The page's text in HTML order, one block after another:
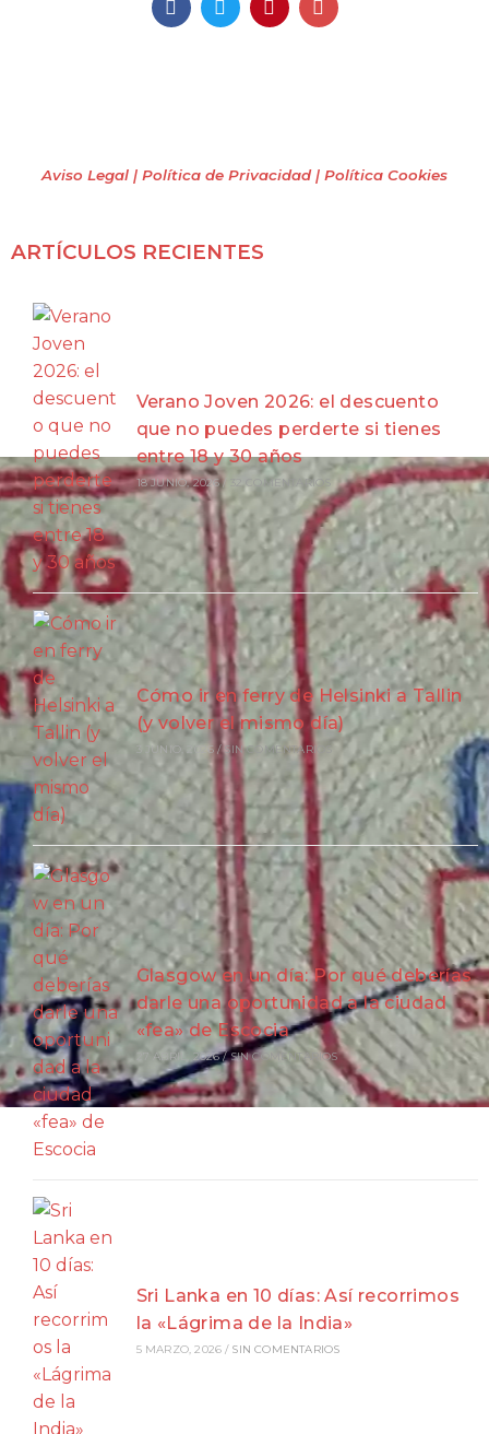
Aviso Legal | Política de Privacidad | Política Cookies
ARTÍCULOS RECIENTES
Verano Joven 2026: el descuento
que no puedes perderte si tienes
entre 18 y 30 años
18 JUNIO, 2026 / 32 COMENTARIOS
Cómo ir en ferry de Helsinki a Tallin
(y volver el mismo día)
3 JUNIO, 2026 / SIN COMENTARIOS
Glasgow en un día: Por qué deberías
darle una oportunidad a la ciudad
«fea» de Escocia
27 ABRIL, 2026 / SIN COMENTARIOS
Sri Lanka en 10 días: Así recorrimos
la «Lágrima de la India»
5 MARZO, 2026 / SIN COMENTARIOS